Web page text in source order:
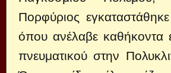
Πορφύριος
όπου ανέλαβε καθήκοντα
πνευματικού στην